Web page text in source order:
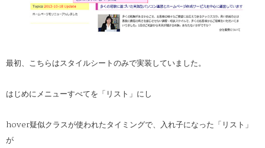
最初、こちらはスタイルシートのみで実装していました。
はじめにメニューすべてを「リスト」にし
hover疑似クラスが使われたタイミングで、入れ子になった「リスト」
が